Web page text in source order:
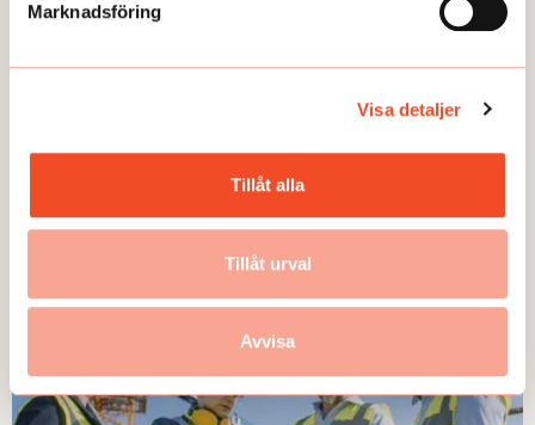
Marknadsföring
Visa detaljer
Tillåt alla
Tillåt urval
Avvisa
Nya råd för mer inkludering